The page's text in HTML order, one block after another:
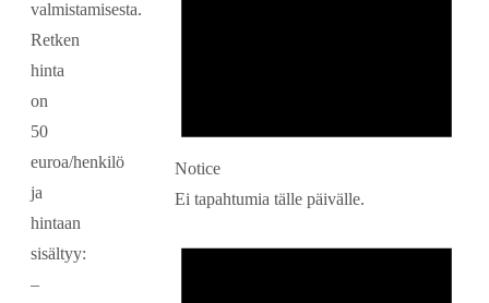
valmistamisesta.
Retken
hinta
on
50
euroa/henkilö
ja
hintaan
sisältyy:
–
Notice
Ei tapahtumia tälle päivälle.